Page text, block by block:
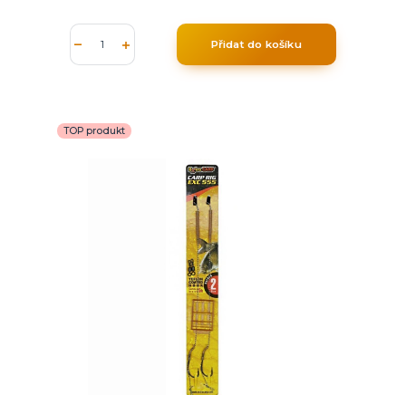
Přidat do košíku
TOP produkt